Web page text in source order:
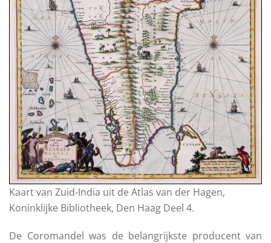
Kaart van Zuid-India uit de Atlas van der Hagen,
Koninklijke Bibliotheek, Den Haag Deel 4.
De Coromandel was de belangrijkste producent van